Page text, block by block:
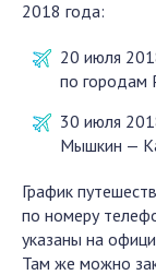
2018 года:
20 июля
по городам
30 июля
Мышкин —
График
по номеру
указаны на
Там же можно